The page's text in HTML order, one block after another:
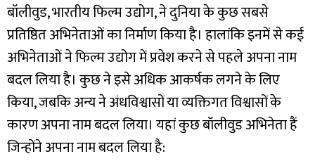
बॉलीवुड, भारतीय फिल्म उद्योग, ने दुनिया के कुछ सबसे
प्रतिष्ठित अभिनेताओं का निर्माण किया है। हालांकि इनमें से कई
अभिनेताओं ने फिल्म उद्योग में प्रवेश करने से पहले अपना नाम
बदल लिया है। कुछ ने इसे अधिक आकर्षक लगने के लिए
किया, जबकि अन्य ने अंधविश्वासों या व्यक्तिगत विश्वासों के
कारण अपना नाम बदल लिया। यहां कुछ बॉलीवुड अभिनेता हैं
जिन्होंने अपना नाम बदल लिया है: